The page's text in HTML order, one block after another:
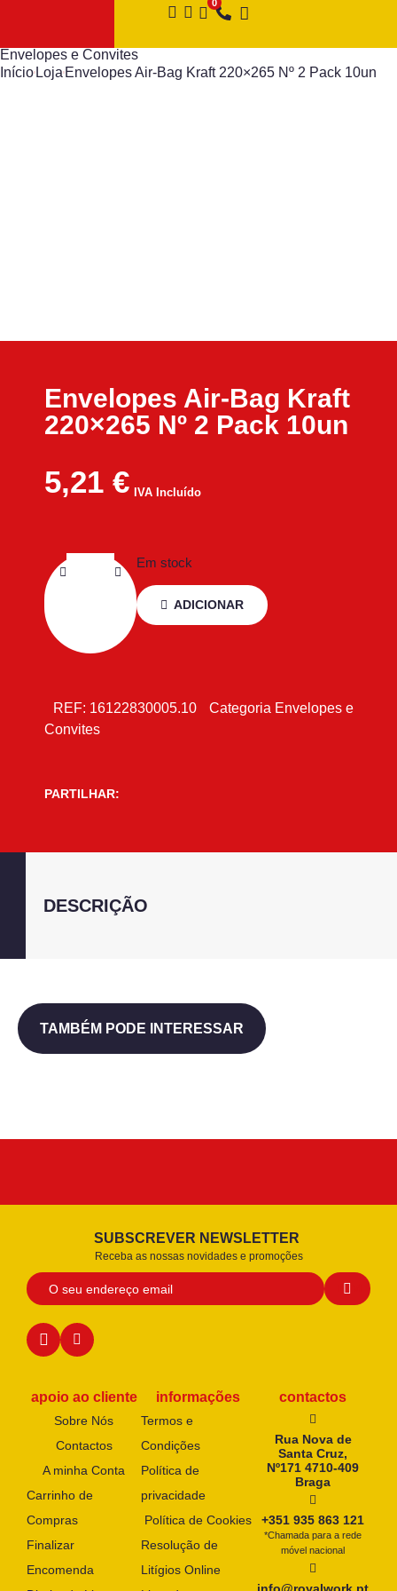
Envelopes e Convites
Início Loja Envelopes Air-Bag Kraft 220×265 Nº 2 Pack 10un
Envelopes Air-Bag Kraft
220×265 Nº 2 Pack 10un
5,21 € IVA Incluído
Em stock
ADICIONAR
REF: 16122830005.10 Categoria Envelopes e
Convites
PARTILHAR:
DESCRIÇÃO
TAMBÉM PODE INTERESSAR
SUBSCREVER NEWSLETTER
Receba as nossas novidades e promoções
apoio ao cliente
Sobre Nós
Contactos
A minha Conta
Carrinho de
Compras
Finalizar
Encomenda
informações
Termos e
Condições
Política de
privacidade
Política de Cookies
Resolução de
Litígios Online
contactos
Rua Nova de
Santa Cruz,
Nº171 4710-409
Braga
+351 935 863 121
*Chamada para a rede
móvel nacional